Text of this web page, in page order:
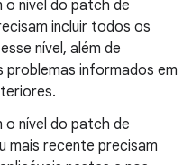
o nível do patch de
incluir todos os
nível, além de
informados em
o nível do patch de
mais recente precisam